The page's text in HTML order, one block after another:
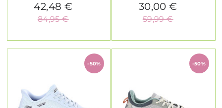
42,48 €
84,95 €
30,00 €
59,99 €
-50% -50%